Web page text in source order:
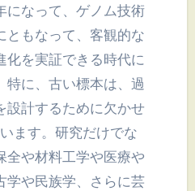
になって、ゲノム技術
ともなって、客観的な
化を実証できる時代に
特に、古い標本は、過
設計するために欠かせ
ます。研究だけでな
全や材料工学や医療や
学や民族学、さらに芸